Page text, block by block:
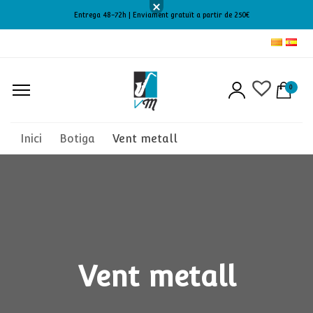
Entrega 48-72h | Enviament gratuït a partir de 250€
0
Inici Botiga Vent metall
Vent metall